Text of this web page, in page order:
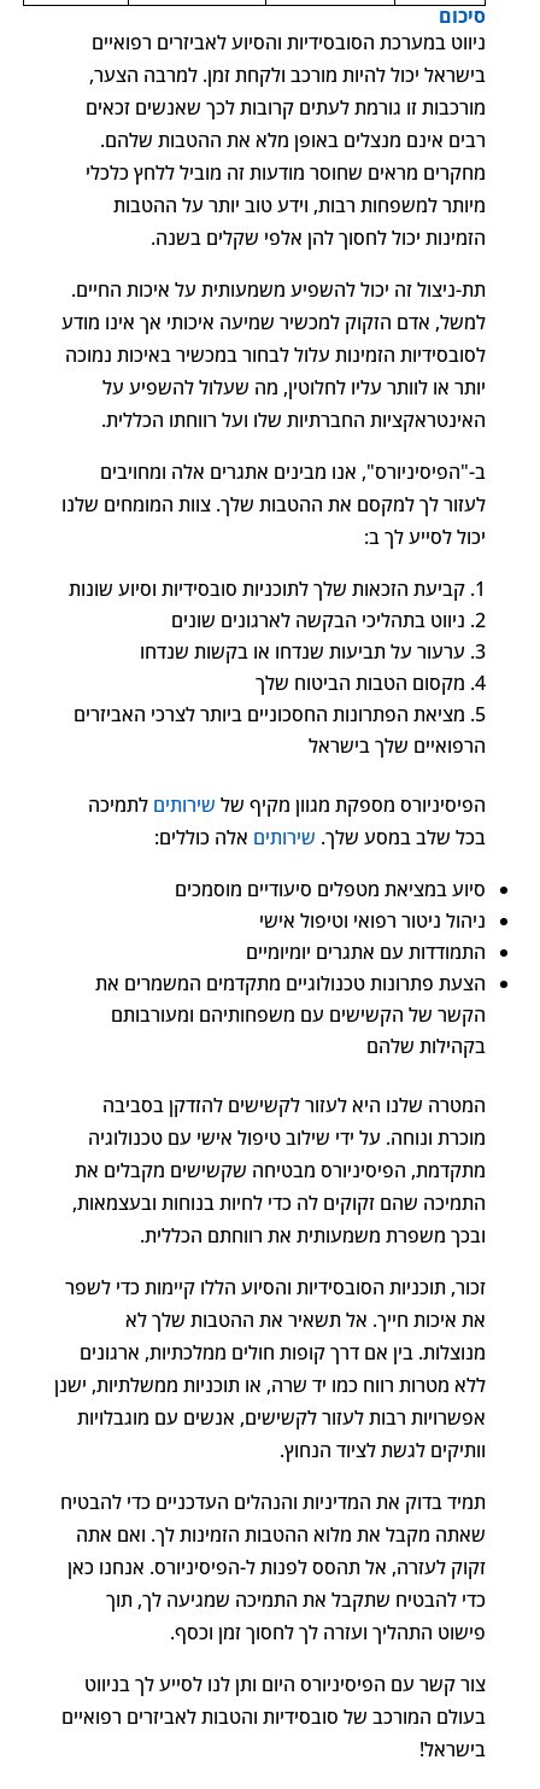
סיכום
ניווט במערכת הסובסידיות והסיוע לאביזרים רפואיים
בישראל יכול להיות מורכב ולקחת זמן. למרבה הצער,
מורכבות זו גורמת לעתים קרובות לכך שאנשים זכאים
רבים אינם מנצלים באופן מלא את ההטבות שלהם.
מחקרים מראים שחוסר מודעות זה מוביל ללחץ כלכלי
מיותר למשפחות רבות, וידע טוב יותר על ההטבות
הזמינות יכול לחסוך להן אלפי שקלים בשנה.
תת-ניצול זה יכול להשפיע משמעותית על איכות החיים.
למשל, אדם הזקוק למכשיר שמיעה איכותי אך אינו מודע
לסובסידיות הזמינות עלול לבחור במכשיר באיכות נמוכה
יותר או לוותר עליו לחלוטין, מה שעלול להשפיע על
האינטראקציות החברתיות שלו ועל רווחתו הכללית.
ב-"הפיסיניורס", אנו מבינים אתגרים אלה ומחויבים
לעזור לך למקסם את ההטבות שלך. צוות המומחים שלנו
יכול לסייע לך ב:
קביעת הזכאות שלך לתוכניות סובסידיות וסיוע שונות
ניווט בתהליכי הבקשה לארגונים שונים
ערעור על תביעות שנדחו או בקשות שנדחו
מקסום הטבות הביטוח שלך
מציאת הפתרונות החסכוניים ביותר לצרכי האביזרים
הרפואיים שלך בישראל
הפיסיניורס מספקת מגוון מקיף של שירותים לתמיכה
בכל שלב במסע שלך. שירותים אלה כוללים:
סיוע במציאת מטפלים סיעודיים מוסמכים
ניהול ניטור רפואי וטיפול אישי
התמודדות עם אתגרים יומיומיים
הצעת פתרונות טכנולוגיים מתקדמים המשמרים את
הקשר של הקשישים עם משפחותיהם ומעורבותם
בקהילות שלהם
המטרה שלנו היא לעזור לקשישים להזדקן בסביבה
מוכרת ונוחה. על ידי שילוב טיפול אישי עם טכנולוגיה
מתקדמת, הפיסיניורס מבטיחה שקשישים מקבלים את
התמיכה שהם זקוקים לה כדי לחיות בנוחות ובעצמאות,
ובכך משפרת משמעותית את רווחתם הכללית.
זכור, תוכניות הסובסידיות והסיוע הללו קיימות כדי לשפר
את איכות חייך. אל תשאיר את ההטבות שלך לא
מנוצלות. בין אם דרך קופות חולים ממלכתיות, ארגונים
ללא מטרות רווח כמו יד שרה, או תוכניות ממשלתיות, ישנן
אפשרויות רבות לעזור לקשישים, אנשים עם מוגבלויות
וותיקים לגשת לציוד הנחוץ.
תמיד בדוק את המדיניות והנהלים העדכניים כדי להבטיח
שאתה מקבל את מלוא ההטבות הזמינות לך. ואם אתה
זקוק לעזרה, אל תהסס לפנות ל-הפיסיניורס. אנחנו כאן
כדי להבטיח שתקבל את התמיכה שמגיעה לך, תוך
פישוט התהליך ועזרה לך לחסוך זמן וכסף.
צור קשר עם הפיסיניורס היום ותן לנו לסייע לך בניווט
בעולם המורכב של סובסידיות והטבות לאביזרים רפואיים
בישראל!